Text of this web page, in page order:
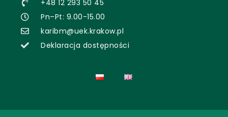
+48 12 293 50 45
Pn–Pt: 9.00-15.00
karibm@uek.krakow.pl
Deklaracja dostępności